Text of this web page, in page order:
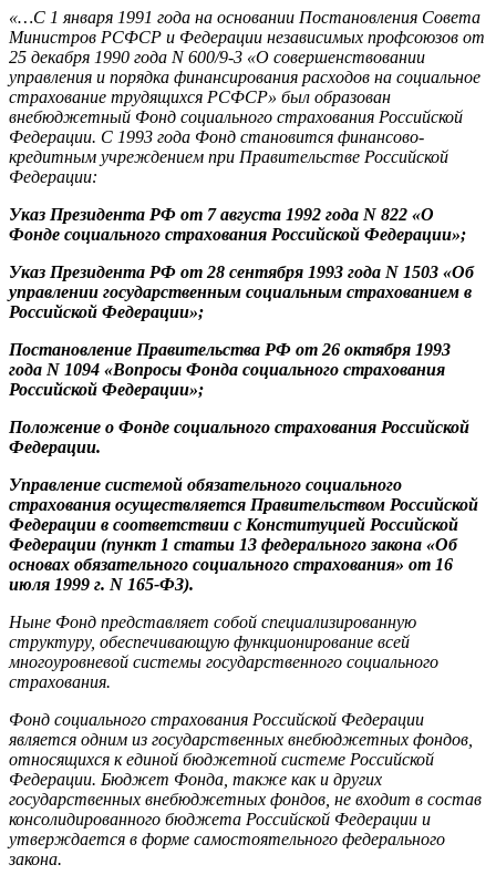
«…С 1 января 1991 года на основании Постановления Совета
Министров РСФСР и Федерации независимых профсоюзов от
25 декабря 1990 года N 600/9-3 «О совершенствовании
управления и порядка финансирования расходов на социальное
страхование трудящихся РСФСР» был образован
внебюджетный Фонд социального страхования Российской
Федерации. С 1993 года Фонд становится финансово-
кредитным учреждением при Правительстве Российской
Федерации:
Указ Президента РФ от 7 августа 1992 года N 822 «О
Фонде социального страхования Российской Федерации»;
Указ Президента РФ от 28 сентября 1993 года N 1503 «Об
управлении государственным социальным страхованием в
Российской Федерации»;
Постановление Правительства РФ от 26 октября 1993
года N 1094 «Вопросы Фонда социального страхования
Российской Федерации»;
Положение о Фонде социального страхования Российской
Федерации.
Управление системой обязательного социального
страхования осуществляется Правительством Российской
Федерации в соответствии с Конституцией Российской
Федерации (пункт 1 статьи 13 федерального закона «Об
основах обязательного социального страхования» от 16
июля 1999 г. N 165-ФЗ).
Ныне Фонд представляет собой специализированную
структуру, обеспечивающую функционирование всей
многоуровневой системы государственного социального
страхования.
Фонд социального страхования Российской Федерации
является одним из государственных внебюджетных фондов,
относящихся к единой бюджетной системе Российской
Федерации. Бюджет Фонда, также как и других
государственных внебюджетных фондов, не входит в состав
консолидированного бюджета Российской Федерации и
утверждается в форме самостоятельного федерального
закона.